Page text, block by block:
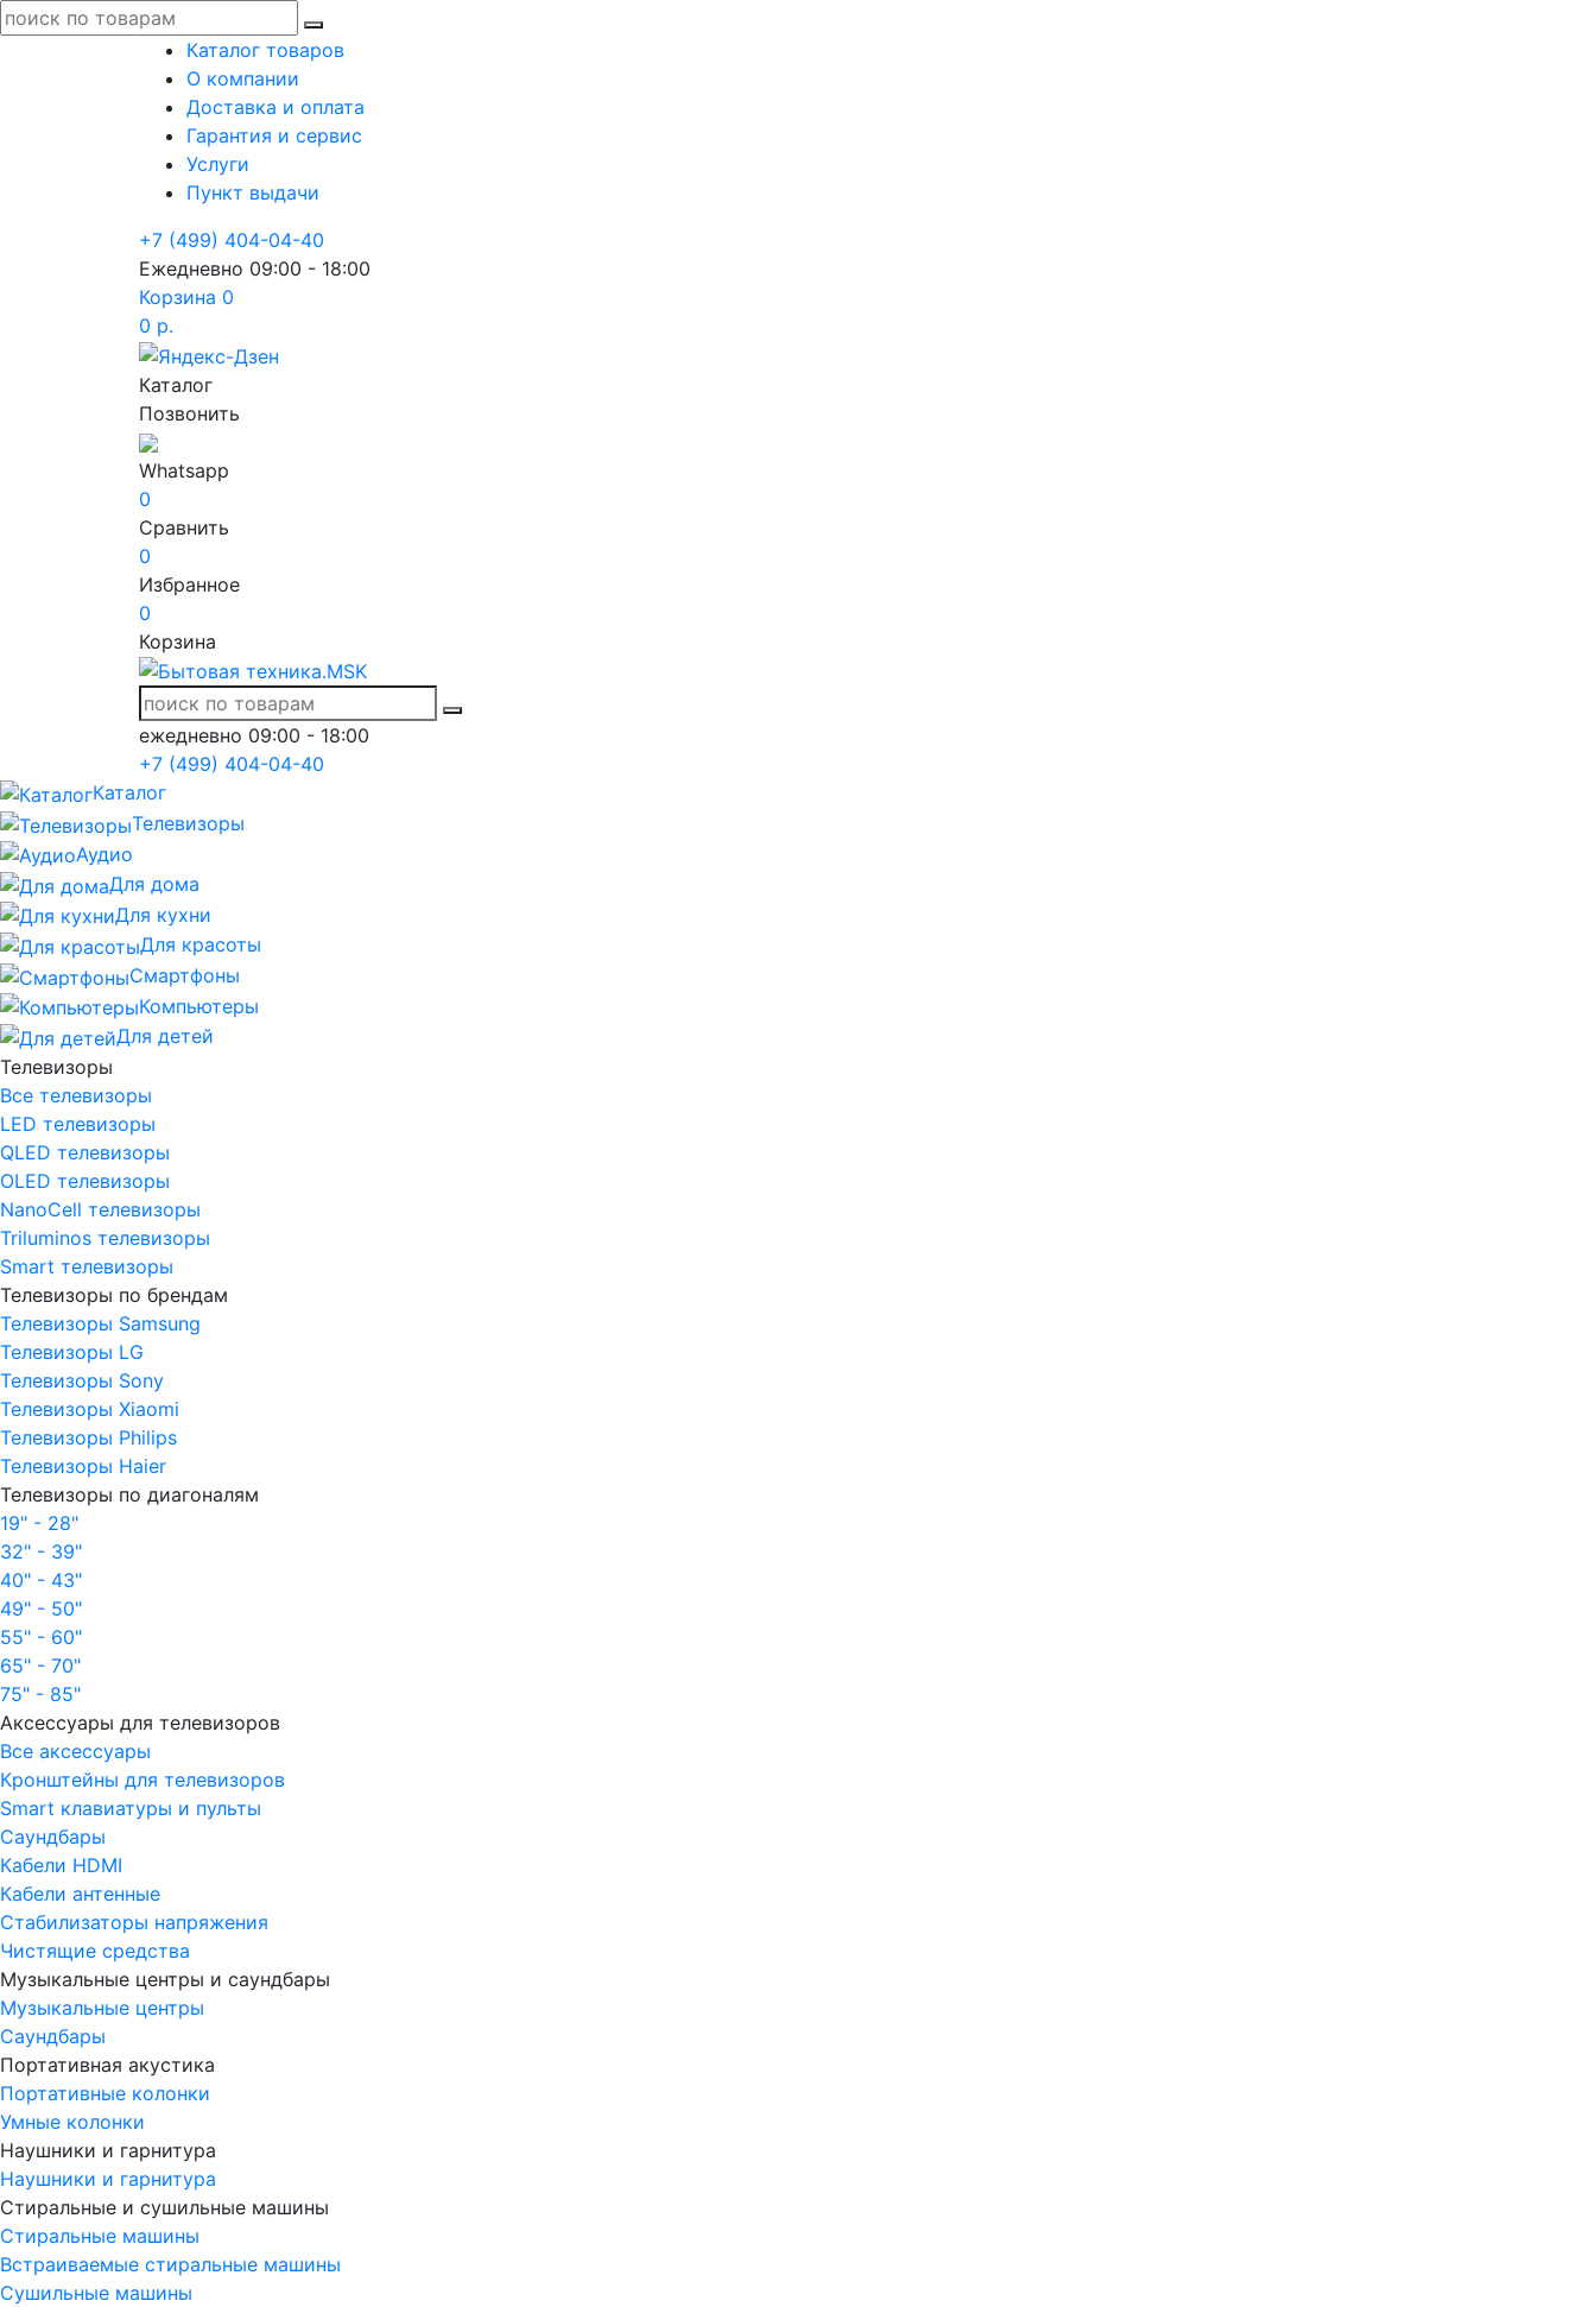
Каталог товаров
О компании
Доставка и оплата
Гарантия и сервис
Услуги
Пункт выдачи
+7 (499) 404-04-40
Ежедневно 09:00 - 18:00
Корзина 0
0 р.
Каталог
Позвонить
Whatsapp
0
Сравнить
0
Избранное
0
Корзина
ежедневно 09:00 - 18:00
+7 (499) 404-04-40
Каталог
Телевизоры
Аудио
Для дома
Для кухни
Для красоты
Смартфоны
Компьютеры
Для детей
Телевизоры
Все телевизоры
LED телевизоры
QLED телевизоры
OLED телевизоры
NanoCell телевизоры
Triluminos телевизоры
Smart телевизоры
Телевизоры по брендам
Телевизоры Samsung
Телевизоры LG
Телевизоры Sony
Телевизоры Xiaomi
Телевизоры Philips
Телевизоры Haier
Телевизоры по диагоналям
19" - 28"
32" - 39"
40" - 43"
49" - 50"
55" - 60"
65" - 70"
75" - 85"
Аксессуары для телевизоров
Все аксессуары
Кронштейны для телевизоров
Smart клавиатуры и пульты
Саундбары
Кабели HDMI
Кабели антенные
Стабилизаторы напряжения
Чистящие средства
Музыкальные центры и саундбары
Музыкальные центры
Саундбары
Портативная акустика
Портативные колонки
Умные колонки
Наушники и гарнитура
Наушники и гарнитура
Стиральные и сушильные машины
Стиральные машины
Встраиваемые стиральные машины
Сушильные машины